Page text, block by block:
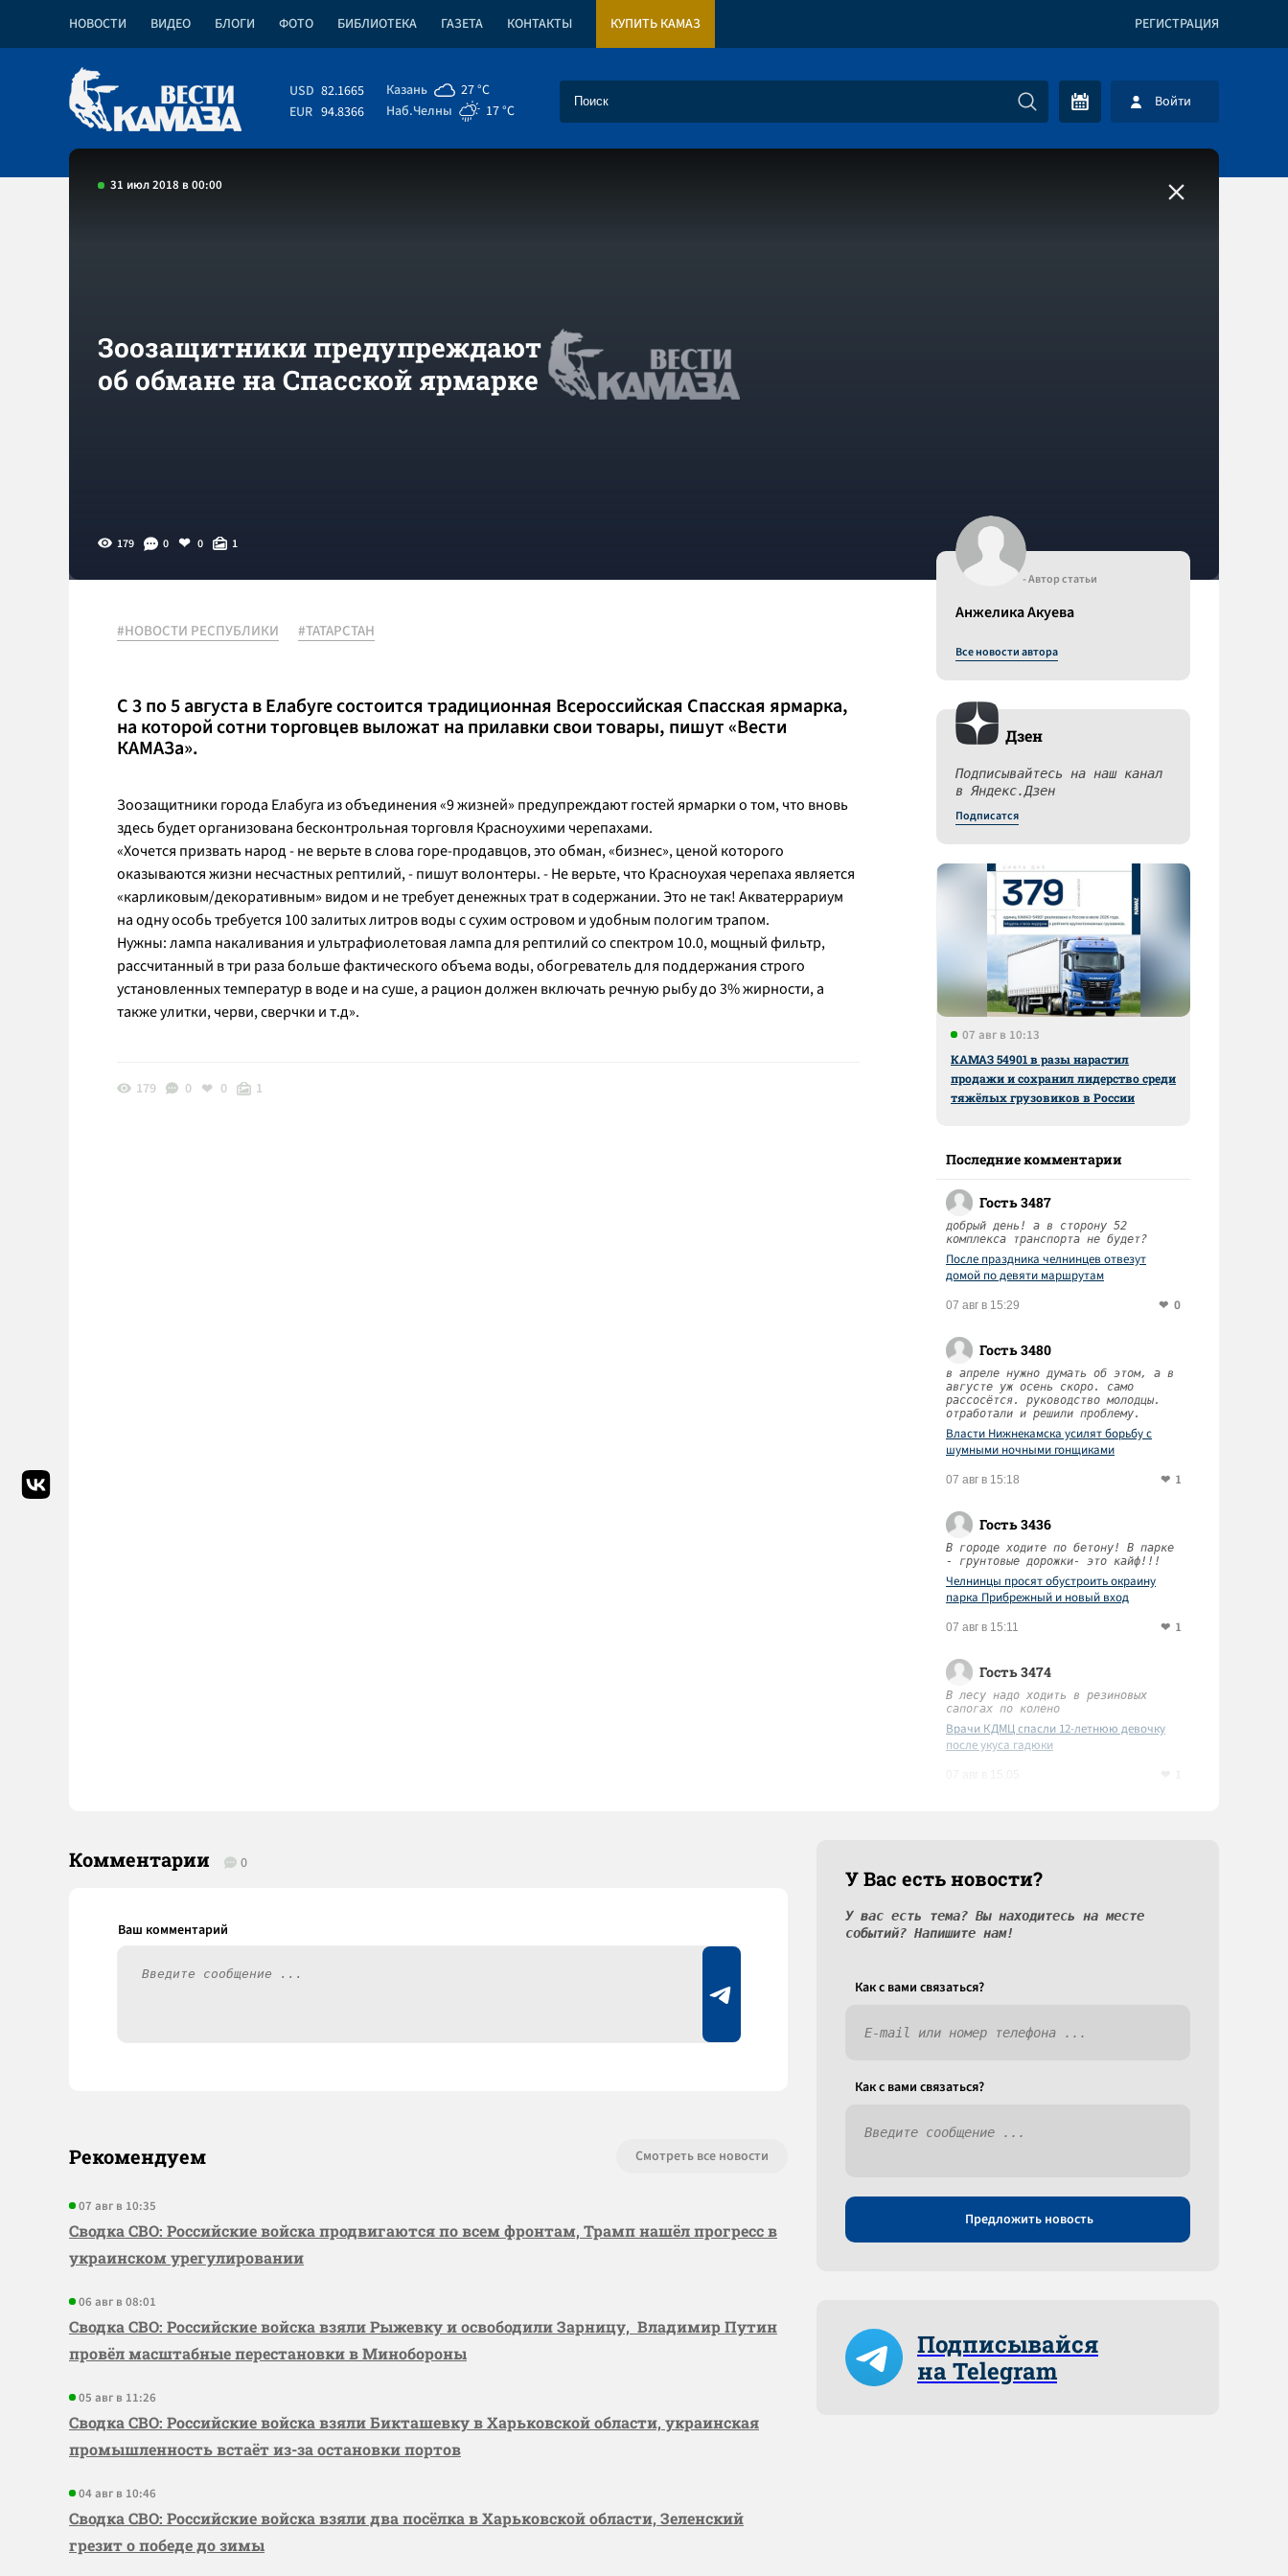
НОВОСТИ ВИДЕО БЛОГИ ФОТО БИБЛИОТЕКА ГАЗЕТА КОНТАКТЫ КУПИТЬ КАМАЗ РЕГИСТРАЦИЯ
USD 82.1665
EUR 94.8366
Казань
27 °C
Наб.Челны
17 °C Войти
31 июл 2018 в 00:00
Зоозащитники предупреждают
об обмане на Спасской ярмарке
179 0 0 1
#НОВОСТИ РЕСПУБЛИКИ #ТАТАРСТАН
С 3 по 5 августа в Елабуге состоится традиционная Всероссийская Спасская ярмарка,
на которой сотни торговцев выложат на прилавки свои товары, пишут «Вести
КАМАЗа».
Зоозащитники города Елабуга из объединения «9 жизней» предупреждают гостей ярмарки о том, что вновь
здесь будет организована бесконтрольная торговля Красноухими черепахами.
«Хочется призвать народ - не верьте в слова горе-продавцов, это обман, «бизнес», ценой которого
оказываются жизни несчастных рептилий, - пишут волонтеры. - Не верьте, что Красноухая черепаха является
«карликовым/декоративным» видом и не требует денежных трат в содержании. Это не так! Акватеррариум
на одну особь требуется 100 залитых литров воды с сухим островом и удобным пологим трапом.
Нужны: лампа накаливания и ультрафиолетовая лампа для рептилий со спектром 10.0, мощный фильтр,
рассчитанный в три раза больше фактического объема воды, обогреватель для поддержания строго
установленных температур в воде и на суше, а рацион должен включать речную рыбу до 3% жирности, а
также улитки, черви, сверчки и т.д».
179 0 0 1
- Автор статьи
Анжелика Акуева
Все новости автора
Дзен
Подписывайтесь на наш канал
в Яндекс.Дзен
Подписатся
07 авг в 10:13
КАМАЗ 54901 в разы нарастил
продажи и сохранил лидерство среди
тяжёлых грузовиков в России
Последние комментарии
Гость 3487
добрый день! а в сторону 52
комплекса транспорта не будет?
После праздника челнинцев отвезут
домой по девяти маршрутам
07 авг в 15:29 0
Гость 3480
в апреле нужно думать об этом, а в
августе уж осень скоро. само
рассосётся. руководство молодцы.
отработали и решили проблему.
Власти Нижнекамска усилят борьбу с
шумными ночными гонщиками
07 авг в 15:18 1
Гость 3436
В городе ходите по бетону! В парке
- грунтовые дорожки- это кайф!!!
Челнинцы просят обустроить окраину
парка Прибрежный и новый вход
07 авг в 15:11 1
Гость 3474
В лесу надо ходить в резиновых
сапогах по колено
Врачи КДМЦ спасли 12-летнюю девочку
после укуса гадюки
Комментарии 0
Рекомендуем Смотреть все новости
07 авг в 10:35
Сводка СВО: Российские войска продвигаются по всем фронтам, Трамп нашёл прогресс в
украинском урегулировании
06 авг в 08:01
Сводка СВО: Российские войска взяли Рыжевку и освободили Зарницу, Владимир Путин
провёл масштабные перестановки в Минобороны
05 авг в 11:26
Сводка СВО: Российские войска взяли Бикташевку в Харьковской области, украинская
промышленность встаёт из-за остановки портов
04 авг в 10:46
Сводка СВО: Российские войска взяли два посёлка в Харьковской области, Зеленский
грезит о победе до зимы
У Вас есть новости?
У вас есть тема? Вы находитесь на месте
событий? Напишите нам!
Как c вами связаться?
Как c вами связаться?
Предложить новость
Подписывайся
на Telegram